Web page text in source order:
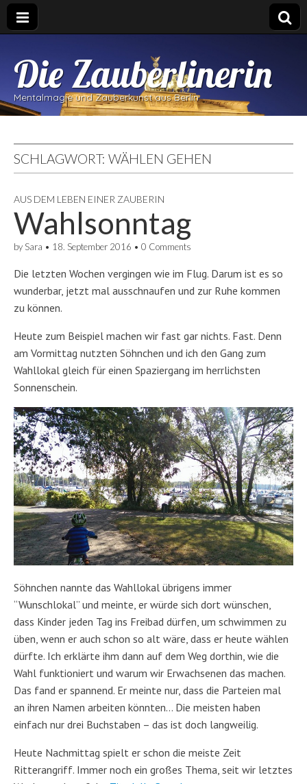
Die Zauberlinerin
Mentalmagie und Zauberkunst aus Berlin
SCHLAGWORT: WÄHLEN GEHEN
AUS DEM LEBEN EINER ZAUBERIN
Wahlsonntag
by Sara • 18. September 2016 • 0 Comments
Die letzten Wochen vergingen wie im Flug. Darum ist es so
wunderbar, jetzt mal ausschnaufen und zur Ruhe kommen
zu können.
Heute zum Beispiel machen wir fast gar nichts. Fast. Denn
am Vormittag nutzten Söhnchen und ich den Gang zum
Wahllokal gleich für einen Spaziergang im herrlichsten
Sonnenschein.
Söhnchen nannte das Wahllokal übrigens immer
“Wunschlokal” und meinte, er würde sich dort wünschen,
dass Kinder jeden Tag ins Freibad dürfen, um schwimmen zu
üben, wenn er auch schon so alt wäre, dass er heute wählen
dürfte. Ich erklärte ihm dann auf dem Weg dorthin, wie die
Wahl funktioniert und warum wir Erwachsenen das machen.
Das fand er spannend. Er meinte nur, dass die Parteien mal
an ihren Namen arbeiten könnten… Die meisten haben
einfach nur drei Buchstaben – das ist doch langweilig.
Heute Nachmittag spielt er schon die meiste Zeit
Ritterangriff. Immer noch ein großes Thema, seit wir letztes